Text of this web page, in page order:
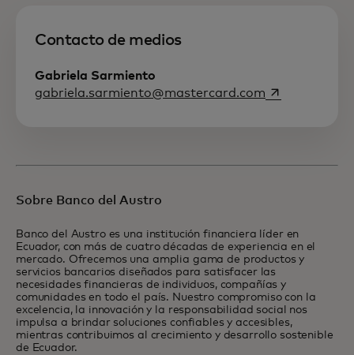
Contacto de medios
Gabriela Sarmiento
gabriela.sarmiento@mastercard.com se abre en
Sobre Banco del Austro
Banco del Austro es una institución financiera líder en
Ecuador, con más de cuatro décadas de experiencia en el
mercado. Ofrecemos una amplia gama de productos y
servicios bancarios diseñados para satisfacer las
necesidades financieras de individuos, compañías y
comunidades en todo el país. Nuestro compromiso con la
excelencia, la innovación y la responsabilidad social nos
impulsa a brindar soluciones confiables y accesibles,
mientras contribuimos al crecimiento y desarrollo sostenible
de Ecuador.